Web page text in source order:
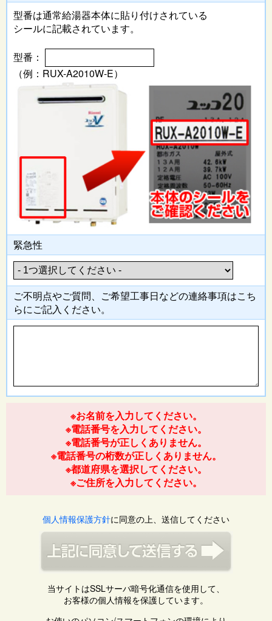
型番は通常給湯器本体に貼り付けされている
シールに記載されています。
型番：
（例：RUX-A2010W-E）
緊急性
ご不明点やご質問、ご希望工事日などの連絡事項はこち
らにご記入 ください。
※お名前を入力してください。
※電話番号を入力してください。
※電話番号が正しくありません。
※電話番号の桁数が正しくありません。
※都道府県を選択してください。
※ご住所を入力してください。
個人情報保護方針に同意の上、送信してください
当サイトはSSLサーバ暗号化通信を使用して、
お客様の個人情報を保護しています。